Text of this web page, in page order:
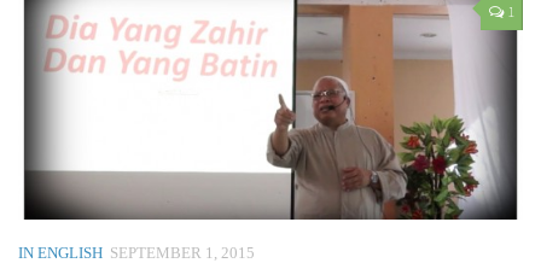
1
IN ENGLISH SEPTEMBER 1, 2015